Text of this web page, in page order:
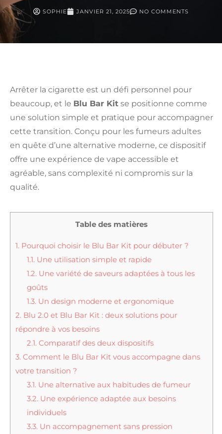
SOPHIE JANVIER 21, 2025 NO COMMENTS
Arrêter la cigarette est un défi personnel pour
beaucoup, et le Blu Bar Kit se positionne comme
une solution simple et pratique pour accompagner
cette transition. Conçu pour les fumeurs adultes
en quête d’une alternative moderne, ce dispositif
offre une expérience de vape accessible et
agréable, sans complexité ni compromis sur la
qualité.
Table des matières
1. Pourquoi choisir le Blu Bar Kit pour débuter ?
1.1. Une utilisation simple et rapide
1.2. Une variété de saveurs adaptées à tous les
goûts
1.3. Un design moderne et ergonomique
2. Blu 2.0 et Blu Bar Kit : deux solutions pour
répondre à vos besoins
2.1. Comparatif des deux dispositifs
3. Comment le Blu Bar Kit vous accompagne dans
votre transition ?
3.1. Une alternative aux habitudes de fumeur
3.2. Une expérience adaptée aux besoins
individuels
3.3. Un accompagnement sans pression